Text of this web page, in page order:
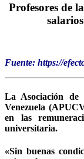
Profesores de
Fuente: https://
La Asociación de
Venezuela
en las
universitaria.
«Sin buenas